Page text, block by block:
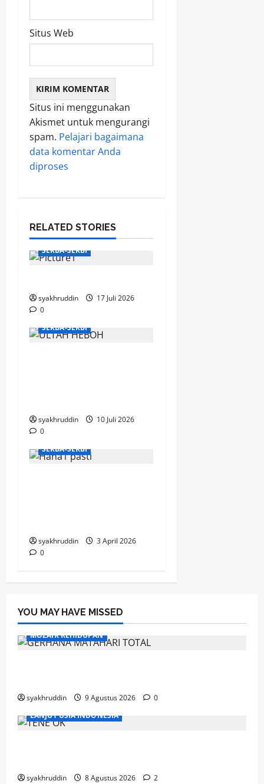
Situs Web
Situs ini menggunakan
Akismet untuk mengurangi
spam. Pelajari bagaimana
data komentar Anda
diproses
RELATED STORIES
SERBA-SERBI
syakhruddin
17 Juli 2026
0
SERBA-SERBI
syakhruddin
10 Juli 2026
0
SERBA-SERBI
syakhruddin
3 April 2026
0
YOU MAY HAVE MISSED
MOZAIK KEHIDUPAN
syakhruddin 9 Agustus 2026
0
LANJUT USIA INDONESIA
syakhruddin 8 Agustus 2026
2